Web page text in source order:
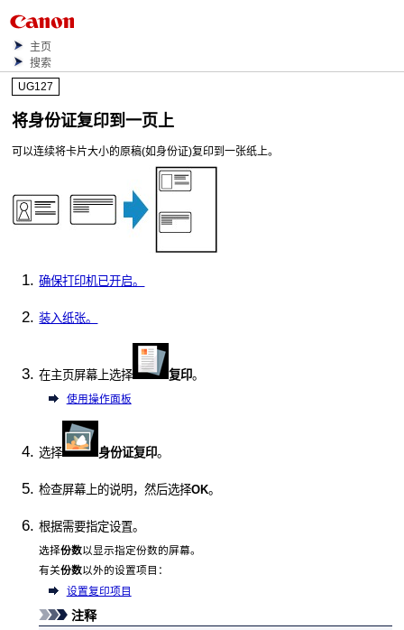
主页
搜索
UG127
将身份证复印到一页上
可以连续将卡片大小的原稿(如身份证)复印到一张纸上。
确保打印机已开启。
装入纸张。
在主页屏幕上选择 复印。
使用操作面板
选择 身份证复印。
检查屏幕上的说明，然后选择OK。
根据需要指定设置。
选择份数以显示指定份数的屏幕。
有关份数以外的设置项目：
设置复印项目
注释